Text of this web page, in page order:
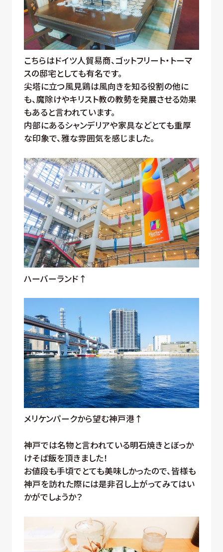
こちらはドイツ人貿易商、ゴットフリート・トーマ
スの邸宅としても有名です。
尖塔に立つ風見鶏は風向きを知る役割の他に
も、魔除けやキリスト教の教勢を発展させる効果
もあると言われています。
内部にあるシャンデリアや家具などとても重厚
な印象で、雅な雰囲気を感じました。
ハーバーランド↑
メリケンパークから望む神戸港↑
神戸では名物と言われている明石焼きとぼっか
けそば飯を頂きました！
お値段も手頃でとても美味しかったので、皆様も
神戸を訪れた際には是非召し上がってみてはい
かがでしょうか？